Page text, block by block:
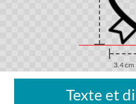
3.4 cm
Texte et